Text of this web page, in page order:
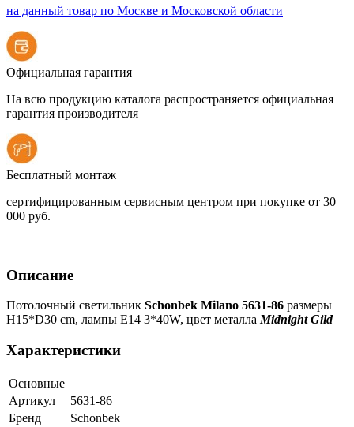
на данный товар по Москве и Московской области
Официальная гарантия
На всю продукцию каталога распространяется официальная
гарантия производителя
Бесплатный монтаж
сертифицированным сервисным центром при покупке от 30
000 руб.
Описание
Потолочный светильник Schonbek Milano 5631-86 размеры
H15*D30 cm, лампы E14 3*40W, цвет металла Midnight Gild
Характеристики
Основные
Артикул
5631-86
Бренд
Schonbek